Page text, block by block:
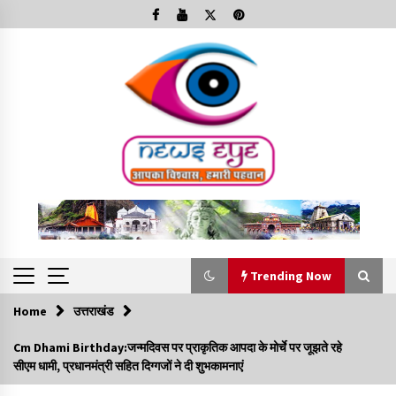
to
Trending Now
Trending Now
Minorities Rights Day : विश्व अल्पसंख्यक अधिकार दिवस
कार्यक्रम में शामिल हुए सीएम,आधुनिक मदरसों का नाम अब्दुल कलाम के नाम
Home उत्तराखंड
Cm Dhami Birthday:जन्मदिवस पर प्राकृतिक आपदा के मोर्चे पर जूझते रहे
सीएम धामी, प्रधानमंत्री सहित दिग्गजों ने दी शुभकामनाएं